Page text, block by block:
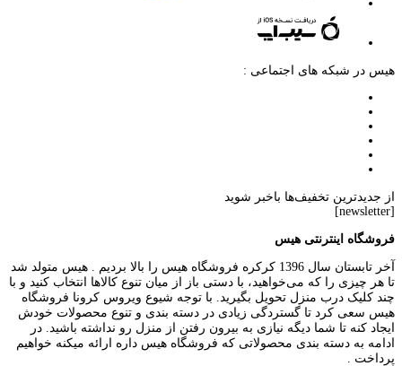
هیس در شبکه های اجتماعی :
از جدیدترین تخفیف‌ها باخبر شوید
[newsletter]
فروشگاه اینترنتی هیس
آخر تابستان سال 1396 کرکره فروشگاه هیس را بالا بردیم . هیس متولد شد
تا هر چیزی را که می‌خواهید، با دستی باز از میان تنوع کالاها انتخاب کنید و با
چند کلیک درب منزل تحویل بگیرید. با توجه شیوع ویروس کرونا فروشگاه
هیس سعی کرد تا گستردگی زیادی در دسته بندی و تنوع محصولات خودش
ایجاد کنه تا شما دیگه نیازی به بیرون رفتن از منزل رو نداشته باشید. در
ادامه به دسته بندی محصولاتی که فروشگاه هیس داره ارائه میکنه خواهیم
پرداخت .